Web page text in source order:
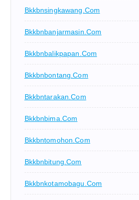
Bkkbnsingkawang.com
Bkkbnbanjarmasin.com
Bkkbnbalikpapan.com
Bkkbnbontang.com
Bkkbntarakan.com
Bkkbnbima.com
Bkkbntomohon.com
Bkkbnbitung.com
Bkkbnkotamobagu.com